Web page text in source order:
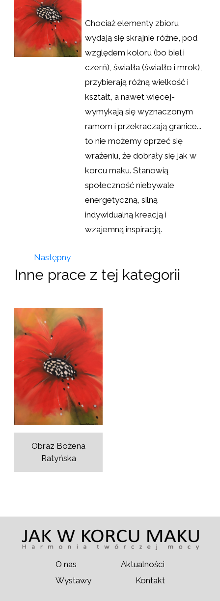
Chociaż elementy zbioru
wydają się skrajnie różne, pod
względem koloru (bo biel i
czerń), światła (światło i mrok),
przybierają różną wielkość i
kształt, a nawet więcej-
wymykają się wyznaczonym
ramom i przekraczają granice...
to nie możemy oprzeć się
wrażeniu, że dobrały się jak w
korcu maku. Stanowią
społeczność niebywale
energetyczną, silną
indywidualną kreacją i
wzajemną inspiracją.
Następny
Inne prace z tej kategorii
Obraz Bożena
Ratyńska
O nas
Aktualności
Wystawy
Kontakt